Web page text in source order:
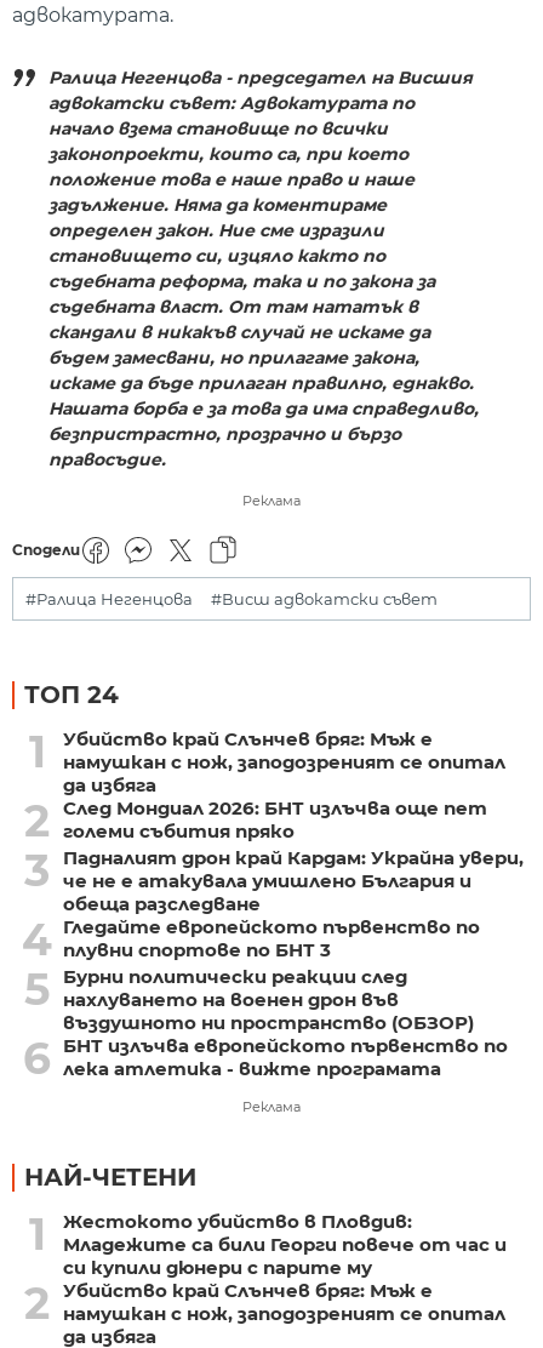
адвокатурата.
Ралица Негенцова - председател на Висшия
адвокатски съвет: Адвокатурата по
начало взема становище по всички
законопроекти, които са, при което
положение това е наше право и наше
задължение. Няма да коментираме
определен закон. Ние сме изразили
становището си, изцяло както по
съдебната реформа, така и по закона за
съдебната власт. От там нататък в
скандали в никакъв случай не искаме да
бъдем замесвани, но прилагаме закона,
искаме да бъде прилаган правилно, еднакво.
Нашата борба е за това да има справедливо,
безпристрастно, прозрачно и бързо
правосъдие.
Реклама
Сподели
#Ралица Негенцова #Висш адвокатски съвет
ТОП 24
1
Убийство край Слънчев бряг: Мъж е
намушкан с нож, заподозреният се опитал
да избяга
2
След Мондиал 2026: БНТ излъчва още пет
големи събития пряко
3
Падналият дрон край Кардам: Украйна увери,
че не е атакувала умишлено България и
обеща разследване
4 Гледайте европейското първенство по
плувни спортове по БНТ 3
5
Бурни политически реакции след
нахлуването на военен дрон във
въздушното ни пространство (ОБЗОР)
6
БНТ излъчва европейското първенство по
лека атлетика - вижте програмата
Реклама
НАЙ-ЧЕТЕНИ
1
Жестокото убийство в Пловдив:
Младежите са били Георги повече от час и
си купили дюнери с парите му
2
Убийство край Слънчев бряг: Мъж е
намушкан с нож, заподозреният се опитал
да избяга